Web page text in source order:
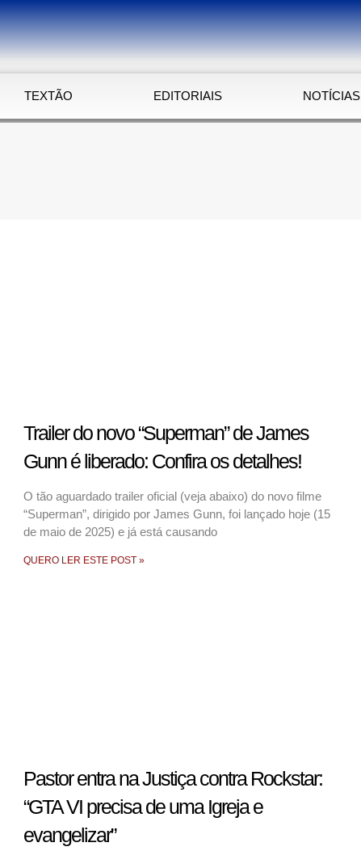
TEXTÃO EDITORIAIS NOTÍCIAS
Trailer do novo “Superman” de James
Gunn é liberado: Confira os detalhes!
O tão aguardado trailer oficial (veja abaixo) do novo filme
“Superman”, dirigido por James Gunn, foi lançado hoje (15
de maio de 2025) e já está causando
QUERO LER ESTE POST »
Pastor entra na Justiça contra Rockstar:
“GTA VI precisa de uma Igreja e
evangelizar”